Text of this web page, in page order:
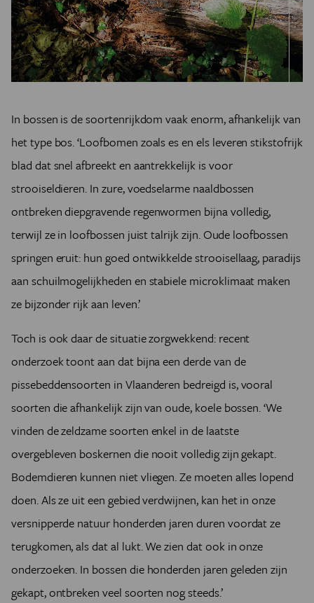
In bossen is de soortenrijkdom vaak enorm, afhankelijk van
het type bos. ‘Loofbomen zoals es en els leveren stikstofrijk
blad dat snel afbreekt en aantrekkelijk is voor
strooiseldieren. In zure, voedselarme naaldbossen
ontbreken diepgravende regenwormen bijna volledig,
terwijl ze in loofbossen juist talrijk zijn. Oude loofbossen
springen eruit: hun goed ontwikkelde strooisellaag, paradijs
aan schuilmogelijkheden en stabiele microklimaat maken
ze bijzonder rijk aan leven.’
Toch is ook daar de situatie zorgwekkend: recent
onderzoek toont aan dat bijna een derde van de
pissebeddensoorten in Vlaanderen bedreigd is, vooral
soorten die afhankelijk zijn van oude, koele bossen. ‘We
vinden de zeldzame soorten enkel in de laatste
overgebleven boskernen die nooit volledig zijn gekapt.
Bodemdieren kunnen niet vliegen. Ze moeten alles lopend
doen. Als ze uit een gebied verdwijnen, kan het in onze
versnipperde natuur honderden jaren duren voordat ze
terugkomen, als dat al lukt. We zien dat ook in onze
onderzoeken. In bossen die honderden jaren geleden zijn
gekapt, ontbreken veel soorten nog steeds.’